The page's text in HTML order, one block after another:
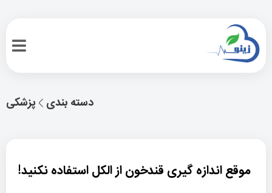
پزشکی دسته بندی
موقع اندازه گیری قندخون از الکل استفاده نکنید!